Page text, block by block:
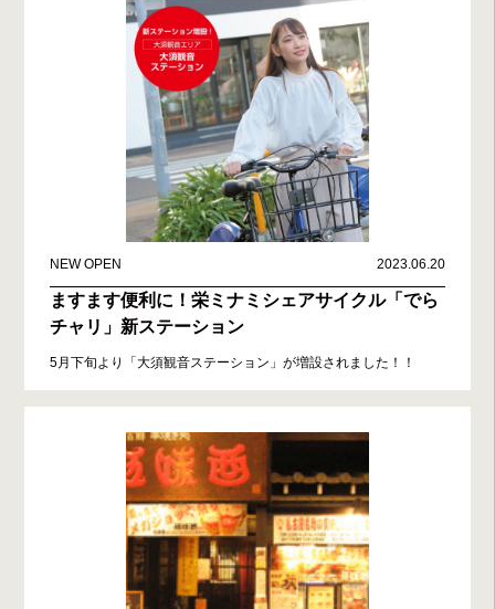
NEW OPEN 2023.06.20
ますます便利に！栄ミナミシェアサイクル「でら
チャリ」新ステーション
5月下旬より「大須観音ステーション」が増設されました！！